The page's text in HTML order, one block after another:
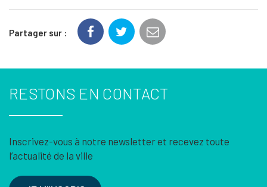
Partager sur :
RESTONS EN CONTACT
Inscrivez-vous à notre newsletter et recevez toute
l’actualité de la ville